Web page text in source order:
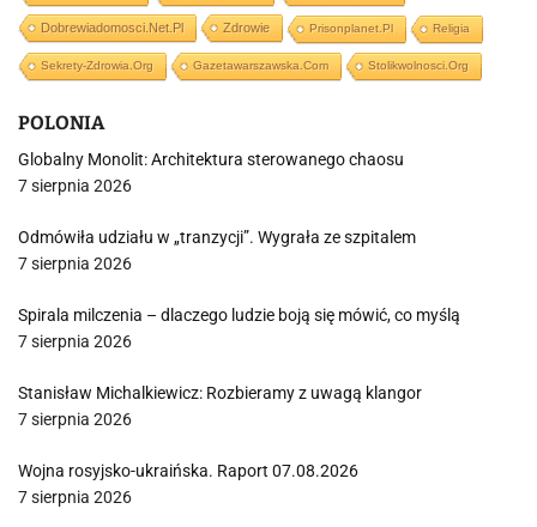
Dobrewiadomosci.net.pl Zdrowie Prisonplanet.pl Religia
Sekrety-Zdrowia.org Gazetawarszawska.com Stolikwolnosci.org
POLONIA
Globalny Monolit: Architektura sterowanego chaosu
7 sierpnia 2026
Odmówiła udziału w „tranzycji”. Wygrała ze szpitalem
7 sierpnia 2026
Spirala milczenia – dlaczego ludzie boją się mówić, co myślą
7 sierpnia 2026
Stanisław Michalkiewicz: Rozbieramy z uwagą klangor
7 sierpnia 2026
Wojna rosyjsko-ukraińska. Raport 07.08.2026
7 sierpnia 2026